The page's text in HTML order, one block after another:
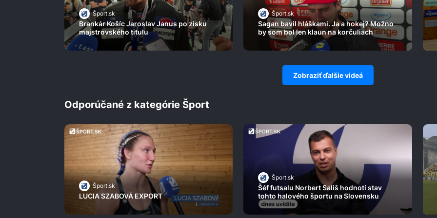
Šport.sk
Brankár Košíc Jaroslav Janus po zisku
majstrovského titulu
Šport.sk
Sagan bavil hláškami. Ja a hokej? Možno
by som bol len klaun na korčuliach
Zobraziť ďalšie videá
Odporúčané z kategórie Šport
Šport.sk
LUCIA SZABOVÁ EXPORT
Šport.sk
Šéf futsalu Norbert Sališ hodnotí stav
tohto halového športu na Slovensku